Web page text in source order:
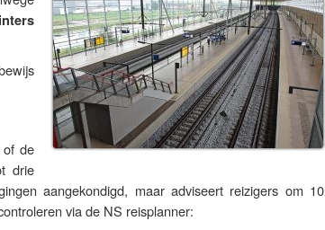
of de
drie
aangekondigd, maar adviseert reizigers om 10
via de NS reisplanner: